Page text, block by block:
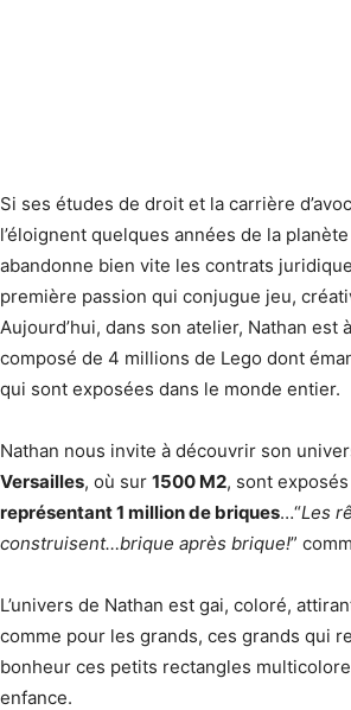
Si ses études de droit et la carrière
l’éloignent quelques années de la
abandonne bien vite les contrats
première passion qui conjugue jeu,
Aujourd’hui, dans son atelier, Nathan est
composé de 4 millions de Lego dont
qui sont exposées dans le monde entier.
Nathan nous invite à découvrir son
Versailles, où sur 1500 M2, sont exposés
représentant 1 million de briques…“Les
construisent…brique après brique!”
L’univers de Nathan est gai, coloré,
comme pour les grands, ces grands qui
bonheur ces petits rectangles
enfance.